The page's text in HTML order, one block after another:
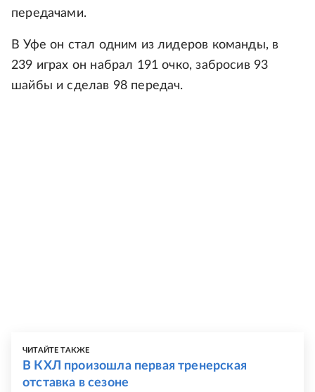
передачами.
В Уфе он стал одним из лидеров команды, в
239 играх он набрал 191 очко, забросив 93
шайбы и сделав 98 передач.
ЧИТАЙТЕ ТАКЖЕ
В КХЛ произошла первая тренерская
отставка в сезоне